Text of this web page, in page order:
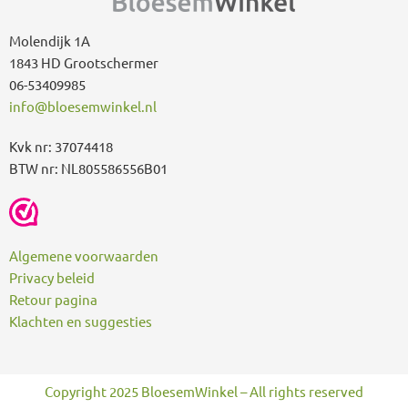
Molendijk 1A
1843 HD Grootschermer
06-53409985
info@bloesemwinkel.nl
Kvk nr: 37074418
BTW nr: NL805586556B01
Algemene voorwaarden
Privacy beleid
Retour pagina
Klachten en suggesties
Copyright 2025 BloesemWinkel – All rights reserved